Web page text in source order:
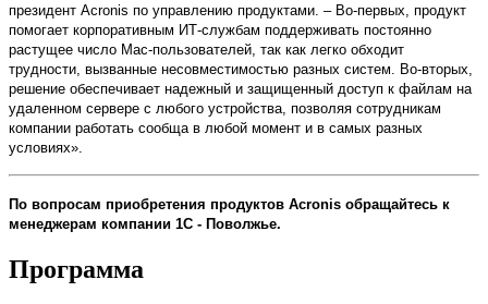
президент Acronis по управлению продуктами. – Во-первых, продукт
помогает корпоративным ИТ-службам поддерживать постоянно
растущее число Mac-пользователей, так как легко обходит
трудности, вызванные несовместимостью разных систем. Во-вторых,
решение обеспечивает надежный и защищенный доступ к файлам на
удаленном сервере с любого устройства, позволяя сотрудникам
компании работать сообща в любой момент и в самых разных
условиях».
По вопросам приобретения продуктов Acronis обращайтесь к
менеджерам компании 1С - Поволжье.
Программа